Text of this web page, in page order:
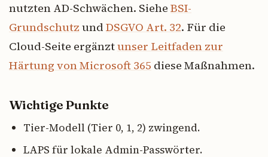
nutzten AD-Schwächen. Siehe BSI-
Grundschutz und DSGVO Art. 32. Für die
Cloud-Seite ergänztunser Leitfaden zur
Härtung von Microsoft 365 diese Maßnahmen.
Wichtige Punkte
Tier-Modell (Tier 0, 1, 2) zwingend.
LAPS für lokale Admin-Passwörter.